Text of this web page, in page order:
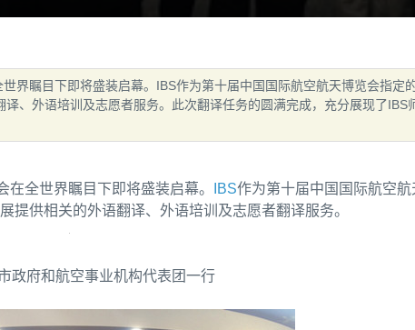
界瞩目下即将盛装启幕。IBS作为第十届中国国际航空航天博览会指定
、外语培训及志愿者服务。此次翻译任务的圆满完成，充分展现了IBS
全世界瞩目下即将盛装启幕。 IBS作为第十届中国国际航空航
提供相关的外语翻译、外语培训及志愿者翻译服务。
政府和航空事业机构代表团一行